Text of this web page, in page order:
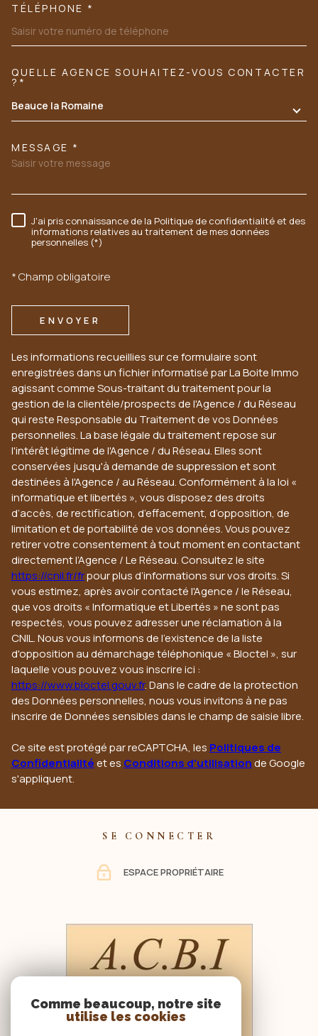
TÉLÉPHONE *
TRAD_MELTEM_VOREDEMANDE
QUELLE AGENCE SOUHAITEZ-VOUS CONTACTER
?*
Beauce la Romaine
MESSAGE *
RÈGLEMENTATION
J'ai pris connaissance de la Politique de confidentialité et des
informations relatives au traitement de mes données
personnelles (*)
* Champ obligatoire
ENVOYER
Les informations recueillies sur ce formulaire sont
enregistrées dans un fichier informatisé par La Boite Immo
agissant comme Sous-traitant du traitement pour la
gestion de la clientèle/prospects de l'Agence / du Réseau
qui reste Responsable du Traitement de vos Données
personnelles. La base légale du traitement repose sur
l'intérêt légitime de l'Agence / du Réseau. Elles sont
conservées jusqu'à demande de suppression et sont
destinées à l'Agence / au Réseau. Conformément à la loi «
informatique et libertés », vous disposez des droits
d’accès, de rectification, d’effacement, d’opposition, de
limitation et de portabilité de vos données. Vous pouvez
retirer votre consentement à tout moment en contactant
directement l’Agence / Le Réseau. Consultez le site
https://cnil.fr/frpour plus d’informations sur vos droits. Si
vous estimez, après avoir contacté l'Agence / le Réseau,
que vos droits « Informatique et Libertés » ne sont pas
respectés, vous pouvez adresser une réclamation à la
CNIL. Nous vous informons de l’existence de la liste
d'opposition au démarchage téléphonique « Bloctel », sur
laquelle vous pouvez vous inscrire ici :
https://www.bloctel.gouv.fr. Dans le cadre de la protection
des Données personnelles, nous vous invitons à ne pas
inscrire de Données sensibles dans le champ de saisie libre.
Ce site est protégé par reCAPTCHA, les Politiques de
Confidentialitéet es Conditions d'utilisationde Google
s'appliquent.
SE CONNECTER
ESPACE PROPRIÉTAIRE
Comme beaucoup, notre site
utilise les cookies